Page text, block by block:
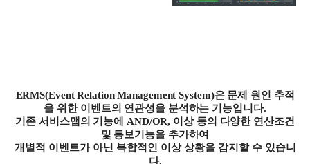
ERMS(Event Relation Management System)은 문제 원인 추적
을 위한 이벤트의 연관성을 분석하는 기능입니다.
기존 서비스맵의 기능에
AND/OR, 이상 등의 다양한 연산조건
및 통보기능을 추가하여
개별적 이벤트가 아닌 복합적인 이상 상황을 감지할 수 있습니
다.